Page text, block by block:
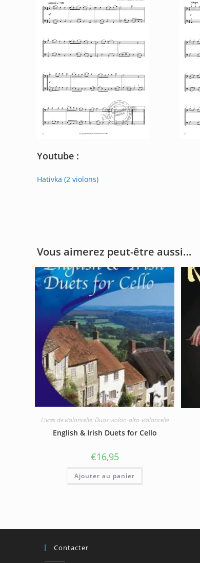
Youtube :
Hativka (2 violons)
Vous aimerez peut-être aussi…
Livres de violoncelle, Duos violon-alto-violoncelle
English & Irish Duets for Cello
€16,95
Ajouter au panier
Contacter